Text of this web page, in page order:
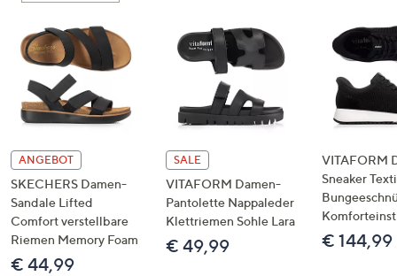
ANGEBOT
SKECHERS Damen-
Sandale Lifted
Comfort verstellbare
Riemen Memory Foam
€ 44,99
SALE
VITAFORM Damen-
Pantolette Nappaleder
Klettriemen Sohle Lara
€ 49,99
VITAFORM
Sneaker
€ 144,99